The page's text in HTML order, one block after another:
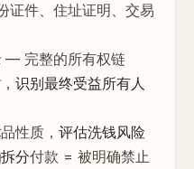
证件、住址证明、交易
— 完整的所有权链
识别最终受益所有人
性质，评估洗钱风险
分付款 = 被明确禁止